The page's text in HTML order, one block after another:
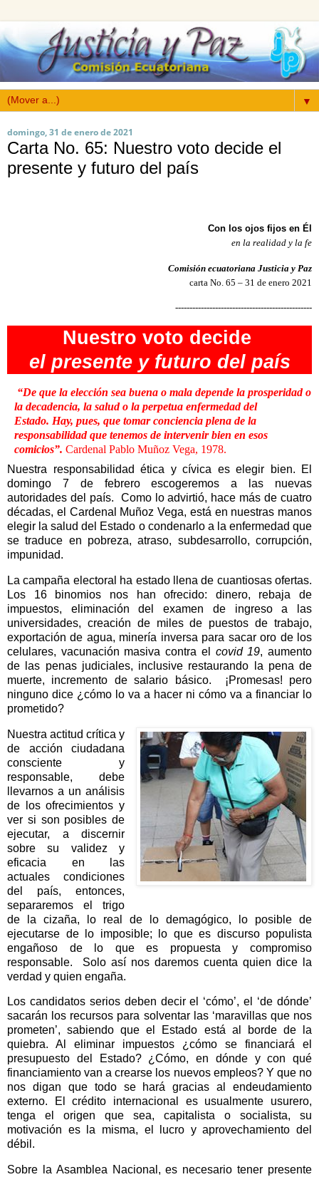
▼
domingo, 31 de enero de 2021
Carta No. 65: Nuestro voto decide el
presente y futuro del país
Con los ojos fijos en Él
en la realidad y la fe
Comisión ecuatoriana Justicia y Paz
carta No. 65 – 31 de enero 2021
------------------------------------------------
Nuestro voto decide
el presente y futuro del país
“De que la elección sea buena o mala depende la prosperidad o
la decadencia, la salud o la perpetua enfermedad del
Estado. Hay, pues, que tomar conciencia plena de la
responsabilidad que tenemos de intervenir bien en esos
comicios”. Cardenal Pablo Muñoz Vega, 1978.
Nuestra responsabilidad ética y cívica es elegir bien. El
domingo 7 de febrero escogeremos a las nuevas
autoridades del país.
Como lo advirtió, hace más de cuatro
décadas, el Cardenal Muñoz Vega, está en nuestras manos
elegir la salud del Estado o condenarlo a la enfermedad que
se traduce en pobreza, atraso, subdesarrollo, corrupción,
impunidad.
La campaña electoral ha estado llena de cuantiosas ofertas.
Los 16 binomios nos han ofrecido: dinero, rebaja de
impuestos, eliminación del examen de ingreso a las
universidades, creación de miles de puestos de trabajo,
exportación de agua, minería inversa para sacar oro de los
celulares, vacunación masiva contra el covid 19, aumento
de las penas judiciales, inclusive restaurando la pena de
muerte, incremento de salario básico.
¡Promesas! pero
ninguno dice ¿cómo lo va a hacer ni cómo va a financiar lo
prometido?
Nuestra actitud crítica y
de acción ciudadana
consciente y
responsable, debe
llevarnos a un análisis
de los ofrecimientos y
ver si son posibles de
ejecutar, a discernir
sobre su validez y
eficacia en las
actuales condiciones
del país, entonces,
separaremos el trigo
de la cizaña, lo real de lo demagógico, lo posible de
ejecutarse de lo imposible; lo que es discurso populista
engañoso de lo que es propuesta y compromiso
responsable.
Solo así nos daremos cuenta quien dice la
verdad y quien engaña.
Los candidatos serios deben decir el ‘cómo’, el ‘de dónde’
sacarán los recursos para solventar las ‘maravillas que nos
prometen’, sabiendo que el Estado está al borde de la
quiebra. Al eliminar impuestos ¿cómo se financiará el
presupuesto del Estado? ¿Cómo, en dónde y con qué
financiamiento van a crearse los nuevos empleos? Y que no
nos digan que todo se hará gracias al endeudamiento
externo. El crédito internacional es usualmente usurero,
tenga el origen que sea, capitalista o socialista, su
motivación es la misma, el lucro y aprovechamiento del
débil.
Sobre la Asamblea Nacional, es necesario tener presente